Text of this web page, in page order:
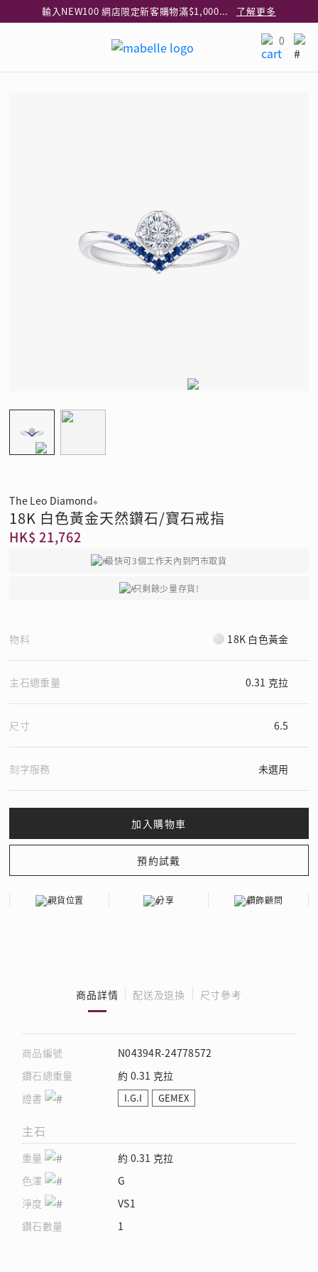
輸入NEW100 網店限定新客購物滿$1,000減$100
了解更多
指定純銀動物耳環2件享7折
0
The Leo Diamond®
18K 白色黃金天然鑽石/寶石戒指
HK$ 21,762
最快可3個工作天內到門市取貨
只剩餘少量存貨!
物料 18K 白色黃金
主石總重量 0.31 克拉
尺寸 6.5
刻字服務 未選用
現貨位置 分享 鑽飾顧問
商品詳情 配送及退換 尺寸參考
商品編號
N04394R-24778572
鑽石總重量
約 0.31 克拉
證書
I.G.I GEMEX
主石
重量
約 0.31 克拉
色澤
G
淨度
VS1
鑽石數量
1